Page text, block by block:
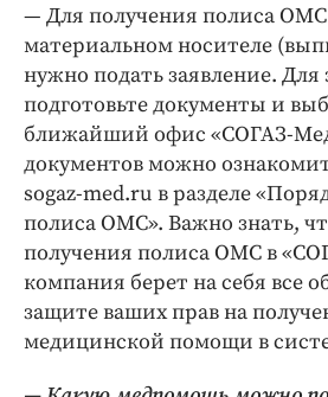
— Для получения полиса
материальном носителе
нужно подать заявление. Для
подготовьте документы и
ближайший офис «СОГАЗ-
документов можно
sogaz-­med.ru в разделе
полиса ОМС». Важно знать,
получения полиса ОМС в
компания берет на себя все
защите ваших прав на
медицинской помощи в